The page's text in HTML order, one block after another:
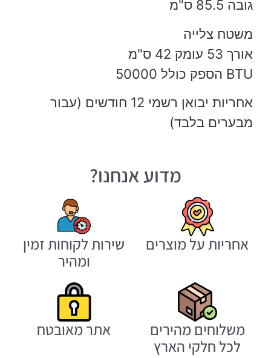
גובה 85.5 ס"מ
משטח צלייה
אורך 53 עומק 42 ס"מ
BTU הספק כולל 50000
אחריות יבואן רשמי 12 חודשים (עבור
מבערים בלבד)
מדוע אנחנו?
אחריות על מוצרים
שירות לקוחות זמין
ומהיר
משלוחים מהירים
לכל חלקי הארץ
אתר מאובטח